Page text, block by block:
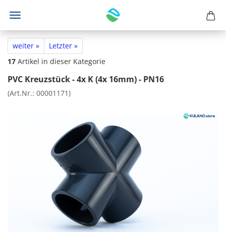
weiter »
Letzter »
17 Artikel in dieser Kategorie
PVC Kreuzstück - 4x K (4x 16mm) - PN16
(Art.Nr.: 00001171)